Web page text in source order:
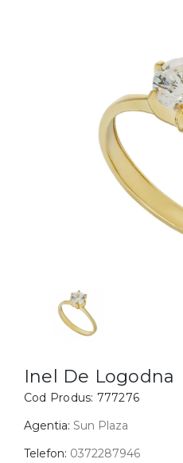
BIJUTERII COPII
Cercei
Bratari
Coliere
Lanturi
Inel De Logodna
Cod Produs: 777276
Agentia: Sun Plaza
Telefon: 0372287946